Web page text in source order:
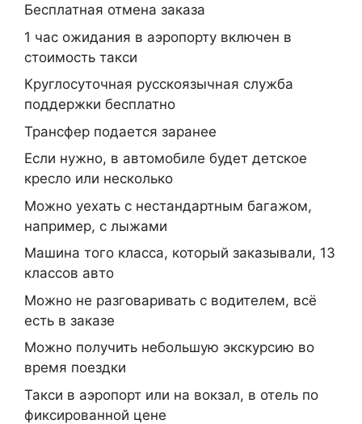
Бесплатная отмена заказа
1 час ожидания в аэропорту включен в
стоимость такси
Круглосуточная русскоязычная служба
поддержки бесплатно
Трансфер подается заранее
Если нужно, в автомобиле будет детское
кресло или несколько
Можно уехать с нестандартным багажом,
например, с лыжами
Машина того класса, который заказывали, 13
классов авто
Можно не разговаривать с водителем, всё
есть в заказе
Можно получить небольшую экскурсию во
время поездки
Такси в аэропорт или на вокзал, в отель по
фиксированной цене